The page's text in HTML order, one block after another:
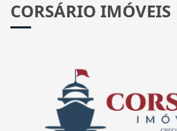
CORSÁRIO IMÓVEIS